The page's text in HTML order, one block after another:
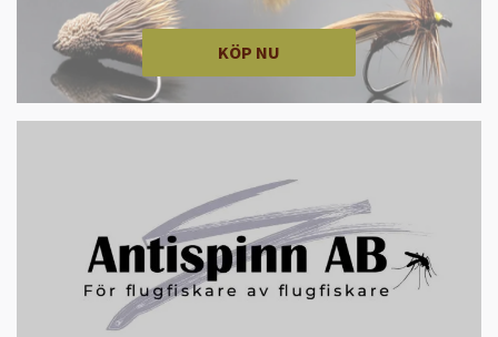
KÖP NU